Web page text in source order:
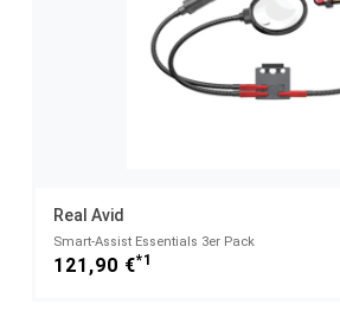
Real Avid
Smart-Assist Essentials 3er Pack
121,90 €*1